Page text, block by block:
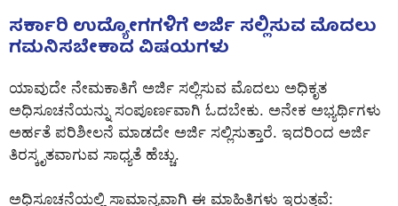
ಸರ್ಕಾರಿ ಉದ್ಯೋಗಗಳಿಗೆ ಅರ್ಜಿ ಸಲ್ಲಿಸುವ ಮೊದಲು
ಗಮನಿಸಬೇಕಾದ ವಿಷಯಗಳು
ಯಾವುದೇ ನೇಮಕಾತಿಗೆ ಅರ್ಜಿ ಸಲ್ಲಿಸುವ ಮೊದಲು ಅಧಿಕೃತ
ಅಧಿಸೂಚನೆಯನ್ನು ಸಂಪೂರ್ಣವಾಗಿ ಓದಬೇಕು. ಅನೇಕ ಅಭ್ಯರ್ಥಿಗಳು
ಅರ್ಹತೆ ಪರಿಶೀಲನೆ ಮಾಡದೇ ಅರ್ಜಿ ಸಲ್ಲಿಸುತ್ತಾರೆ. ಇದರಿಂದ ಅರ್ಜಿ
ತಿರಸ್ಕೃತವಾಗುವ ಸಾಧ್ಯತೆ ಹೆಚ್ಚು.
ಅಧಿಸೂಚನೆಯಲ್ಲಿ ಸಾಮಾನ್ಯವಾಗಿ ಈ ಮಾಹಿತಿಗಳು ಇರುತ್ತವೆ: